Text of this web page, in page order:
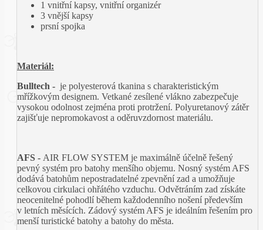
1 vnitřní kapsy, vnitřní organizér
3 vnější kapsy
prsní spojka
Materiál:
Bulltech - je polyesterová tkanina s charakteristickým
mřížkovým designem. Vetkané zesílené vlákno zabezpečuje
vysokou odolnost zejména proti protržení. Polyuretanový zátěr
zajišťuje nepromokavost a oděruvzdornost materiálu.
AFS - AIR FLOW SYSTEM je maximálně účelně řešený
pevný systém pro batohy menšího objemu. Nosný systém AFS
dodává batohům nepostradatelné zpevnění zad a umožňuje
celkovou cirkulaci ohřátého vzduchu. Odvětráním zad získáte
neocenitelné pohodlí během každodenního nošení především
v letních měsících. Zádový systém AFS je ideálním řešením pro
menší turistické batohy a batohy do města.